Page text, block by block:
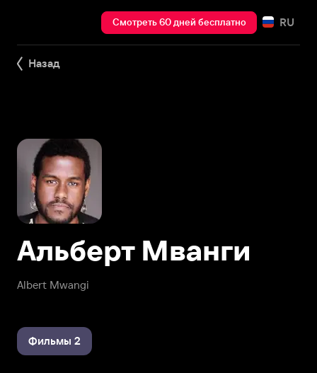
Смотреть 60 дней бесплатно RU
Назад
Albert Mwangi
Альберт Мванги
Фильмы 2